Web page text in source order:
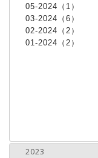
05-2024（1）
03-2024（6）
02-2024（2）
01-2024（2）
2023